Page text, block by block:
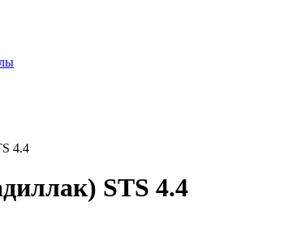
4.4
STS 4.4